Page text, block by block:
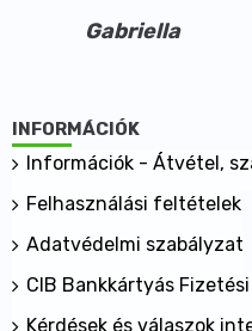
Gabriella
INFORMÁCIÓK
Információk - Átvétel,
Felhasználási feltételek
Adatvédelmi szabályzat
CIB Bankkártyás
Kérdések és válaszok